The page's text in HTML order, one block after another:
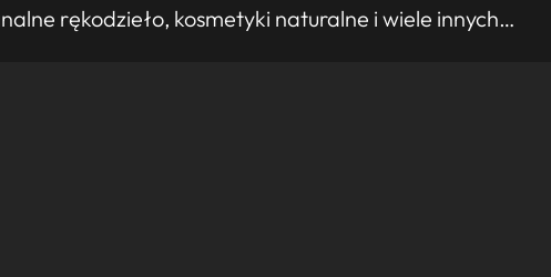
rękodzieło, kosmetyki naturalne i wiele innych…